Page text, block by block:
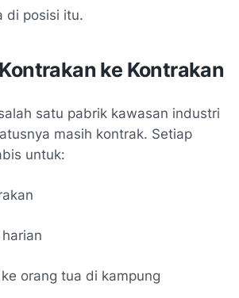
di posisi itu.
ke Kontrakan
satu pabrik kawasan industri
masih kontrak. Setiap
untuk:
orang tua di kampung